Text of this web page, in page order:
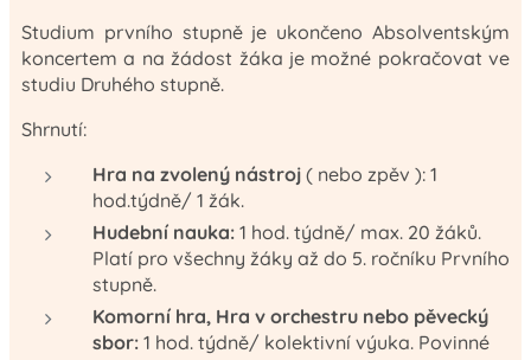
Studium prvního stupně je ukončeno Absolventským
koncertem a na žádost žáka je možné pokračovat ve
studiu Druhého stupně.
Shrnutí:
Hra na zvolený nástroj ( nebo zpěv ): 1
hod.týdně/ 1 žák.
Hudební nauka: 1 hod. týdně/ max. 20 žáků.
Platí pro všechny žáky až do 5. ročníku Prvního
stupně.
Komorní hra, Hra v orchestru nebo pěvecký
sbor: 1 hod. týdně/ kolektivní výuka. Povinné